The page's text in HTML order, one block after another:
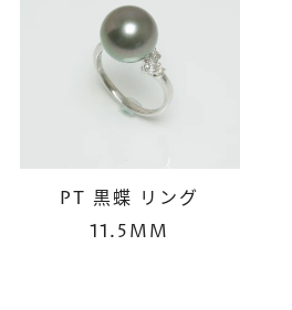
PT 黒蝶 リング
11.5MM